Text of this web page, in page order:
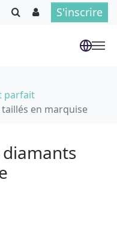
S'inscrire
parfait
en marquise